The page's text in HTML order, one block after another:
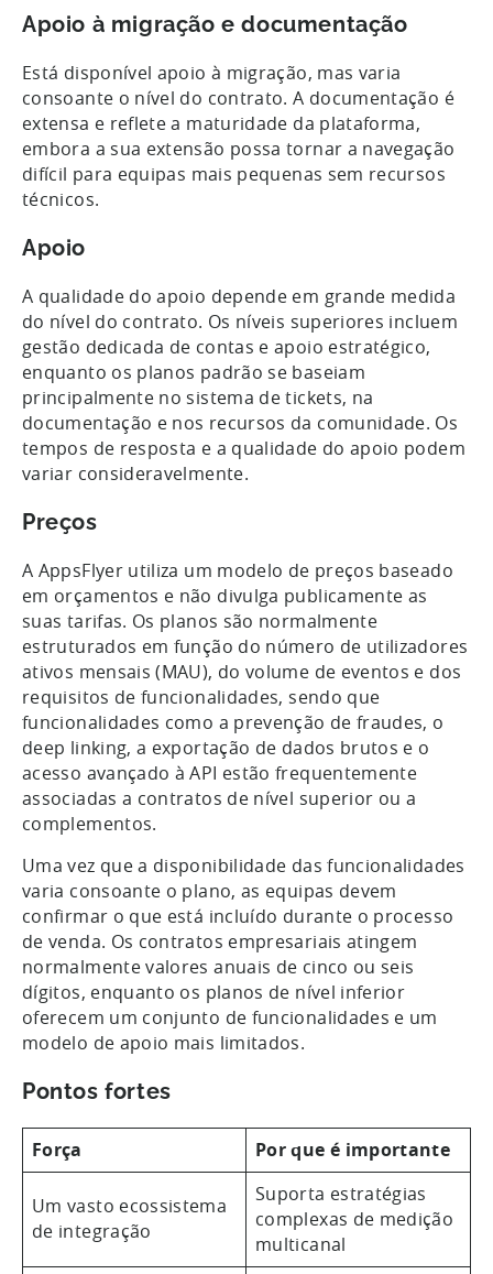
Apoio à migração e documentação
Está disponível apoio à migração, mas varia
consoante o nível do contrato. A documentação é
extensa e reflete a maturidade da plataforma,
embora a sua extensão possa tornar a navegação
difícil para equipas mais pequenas sem recursos
técnicos.
Apoio
A qualidade do apoio depende em grande medida
do nível do contrato. Os níveis superiores incluem
gestão dedicada de contas e apoio estratégico,
enquanto os planos padrão se baseiam
principalmente no sistema de tickets, na
documentação e nos recursos da comunidade. Os
tempos de resposta e a qualidade do apoio podem
variar consideravelmente.
Preços
A AppsFlyer utiliza um modelo de preços baseado
em orçamentos e não divulga publicamente as
suas tarifas. Os planos são normalmente
estruturados em função do número de utilizadores
ativos mensais (MAU), do volume de eventos e dos
requisitos de funcionalidades, sendo que
funcionalidades como a prevenção de fraudes, o
deep linking, a exportação de dados brutos e o
acesso avançado à API estão frequentemente
associadas a contratos de nível superior ou a
complementos.
Uma vez que a disponibilidade das funcionalidades
varia consoante o plano, as equipas devem
confirmar o que está incluído durante o processo
de venda. Os contratos empresariais atingem
normalmente valores anuais de cinco ou seis
dígitos, enquanto os planos de nível inferior
oferecem um conjunto de funcionalidades e um
modelo de apoio mais limitados.
Pontos fortes
Força Por que é importante
Um vasto ecossistema
de integração
Suporta estratégias
complexas de medição
multicanal